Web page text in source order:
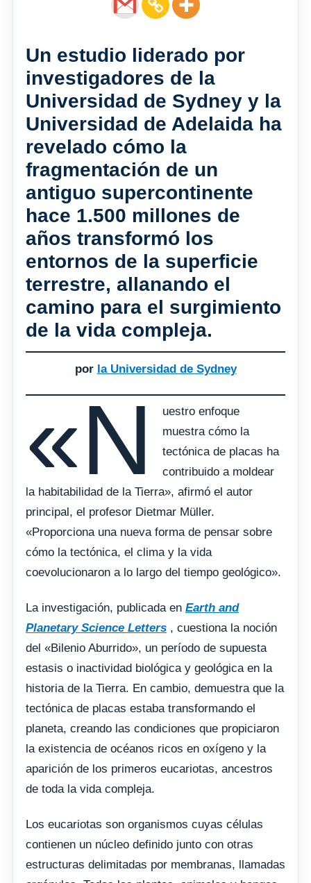
Un estudio liderado por
investigadores de la
Universidad de Sydney y la
Universidad de Adelaida ha
revelado cómo la
fragmentación de un
antiguo supercontinente
hace 1.500 millones de
años transformó los
entornos de la superficie
terrestre, allanando el
camino para el surgimiento
de la vida compleja.
por la Universidad de Sydney
«N
uestro enfoque
muestra cómo la
tectónica de placas ha
contribuido a moldear
la habitabilidad de la Tierra», afirmó el autor
principal, el profesor Dietmar Müller.
«Proporciona una nueva forma de pensar sobre
cómo la tectónica, el clima y la vida
coevolucionaron a lo largo del tiempo geológico».
La investigación, publicada en Earth and
Planetary Science Letters , cuestiona la noción
del «Bilenio Aburrido», un período de supuesta
estasis o inactividad biológica y geológica en la
historia de la Tierra. En cambio, demuestra que la
tectónica de placas estaba transformando el
planeta, creando las condiciones que propiciaron
la existencia de océanos ricos en oxígeno y la
aparición de los primeros eucariotas, ancestros
de toda la vida compleja.
Los eucariotas son organismos cuyas células
contienen un núcleo definido junto con otras
estructuras delimitadas por membranas, llamadas